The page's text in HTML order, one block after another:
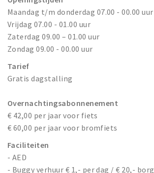
Natuurgebieden
Baroniepoorten
Privacy
Maandag t/m donderdag 07.00 - 00.00 uur
Vrijdag 07.00 - 01.00 uur
Zaterdag 09.00 – 01.00 uur
Zondag 09.00 - 00.00 uur
Tarief
Gratis dagstalling
Overnachtingsabonnenement
€ 42,00 per jaar voor fiets
€ 60,00 per jaar voor bromfiets
Faciliteiten
- AED
- Buggy verhuur € 1,- per dag / € 20,- borg